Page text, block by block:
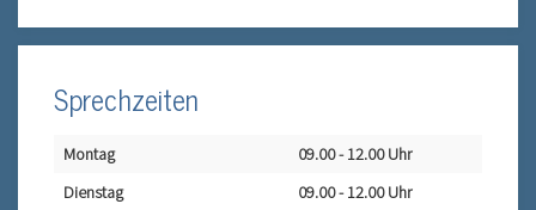
Sprechzeiten
Montag
09.00 - 12.00 Uhr
Dienstag
09.00 - 12.00 Uhr